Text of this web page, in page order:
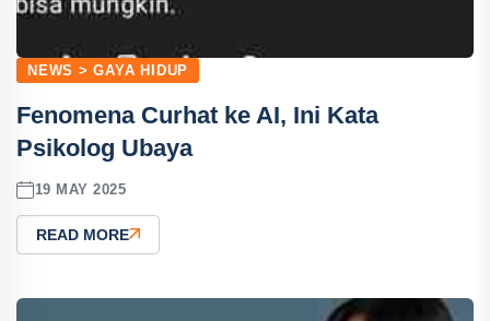
NEWS > GAYA HIDUP
Fenomena Curhat ke AI, Ini Kata
Psikolog Ubaya
19 MAY 2025
READ MORE